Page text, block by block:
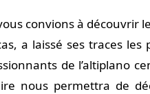
convions à découvrir
a laissé ses traces
de l’altiplano
nous permettra de